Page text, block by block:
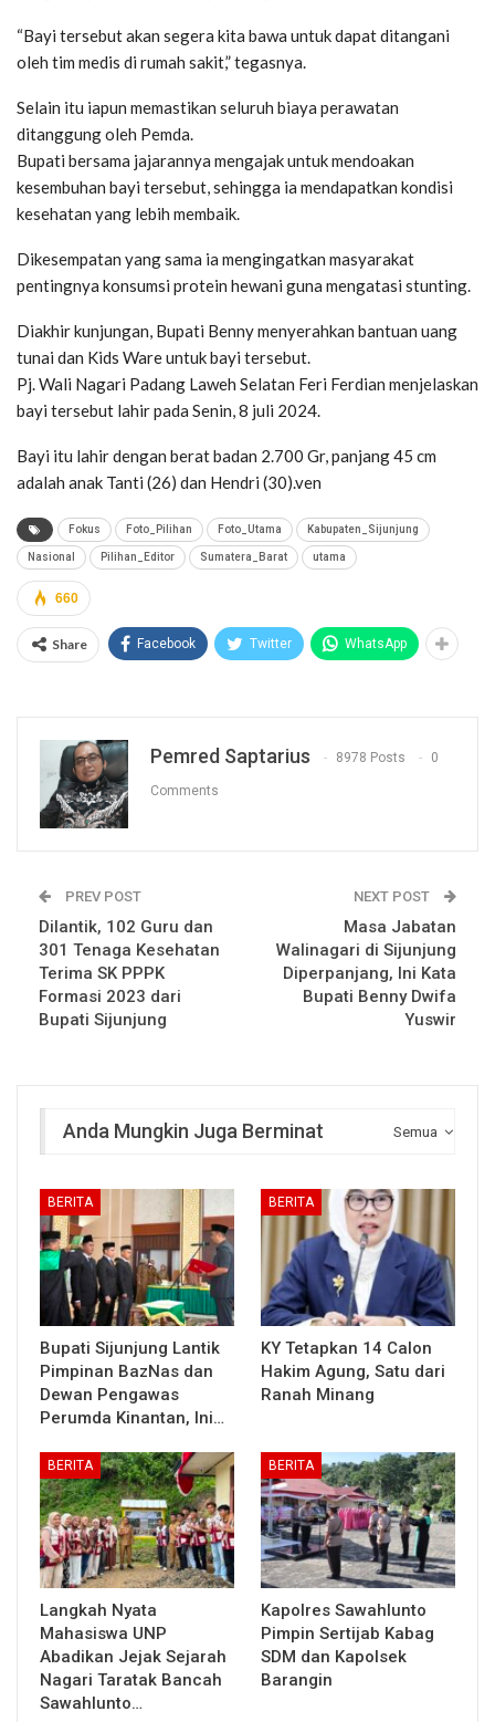
“Bayi tersebut akan segera kita bawa untuk dapat ditangani
oleh tim medis di rumah sakit,” tegasnya.
Selain itu iapun memastikan seluruh biaya perawatan
ditanggung oleh Pemda.
Bupati bersama jajarannya mengajak untuk mendoakan
kesembuhan bayi tersebut, sehingga ia mendapatkan kondisi
kesehatan yang lebih membaik.
Dikesempatan yang sama ia mengingatkan masyarakat
pentingnya konsumsi protein hewani guna mengatasi stunting.
Diakhir kunjungan, Bupati Benny menyerahkan bantuan uang
tunai dan Kids Ware untuk bayi tersebut.
Pj. Wali Nagari Padang Laweh Selatan Feri Ferdian menjelaskan
bayi tersebut lahir pada Senin, 8 juli 2024.
Bayi itu lahir dengan berat badan 2.700 Gr, panjang 45 cm
adalah anak Tanti (26) dan Hendri (30).ven
Fokus Foto_Pilihan Foto_Utama Kabupaten_Sijunjung
Nasional Pilihan_Editor Sumatera_Barat utama
660
Share Facebook Twitter WhatsApp
Pemred Saptarius 8978 Posts 0
Comments
PREV POST
Dilantik, 102 Guru dan
301 Tenaga Kesehatan
Terima SK PPPK
Formasi 2023 dari
Bupati Sijunjung
NEXT POST
Masa Jabatan
Walinagari di Sijunjung
Diperpanjang, Ini Kata
Bupati Benny Dwifa
Yuswir
Semua
Anda Mungkin Juga Berminat
BERITA
Bupati Sijunjung Lantik
Pimpinan BazNas dan
Dewan Pengawas
Perumda Kinantan, Ini…
BERITA
KY Tetapkan 14 Calon
Hakim Agung, Satu dari
Ranah Minang
BERITA
Langkah Nyata
Mahasiswa UNP
Abadikan Jejak Sejarah
Nagari Taratak Bancah
Sawahlunto…
BERITA
Kapolres Sawahlunto
Pimpin Sertijab Kabag
SDM dan Kapolsek
Barangin